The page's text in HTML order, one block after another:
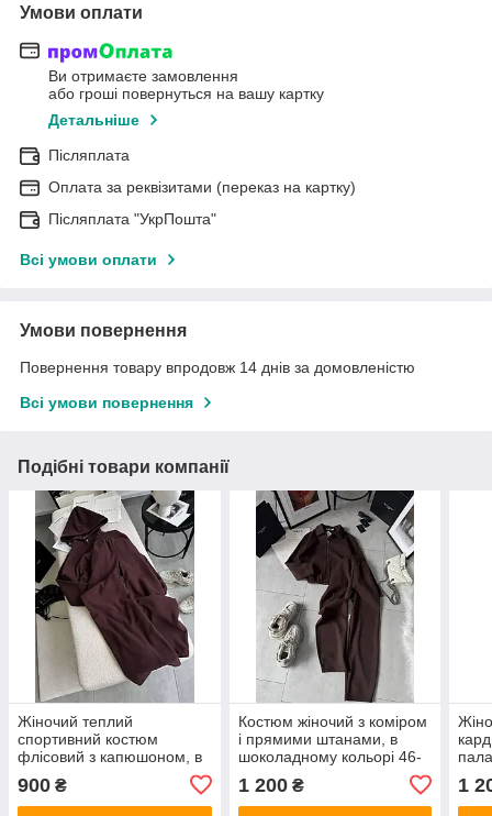
Умови оплати
Ви отримаєте замовлення
або гроші повернуться на вашу картку
Детальніше
Післяплата
Оплата за реквізитами (переказ на картку)
Післяплата "УкрПошта"
Всі умови оплати
Умови повернення
Повернення товару впродовж 14 днів за домовленістю
Всі умови повернення
Подібні товари компанії
Жіночий теплий
спортивний костюм
флісовий з капюшоном, в
шоколадному кольорі 46-
48
900 ₴
Костюм жіночий з коміром
і прямими штанами, в
шоколадному кольорі 46-
1 200₴ 1